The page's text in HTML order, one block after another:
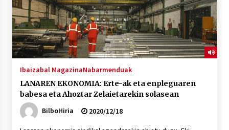
Ibaizabal MagazinaNabarmenduak
LANAREN EKONOMIA: Erte-ak eta enpleguaren
babesa eta Ahoztar Zelaietarekin solasean
BilboHiria
2020/12/18